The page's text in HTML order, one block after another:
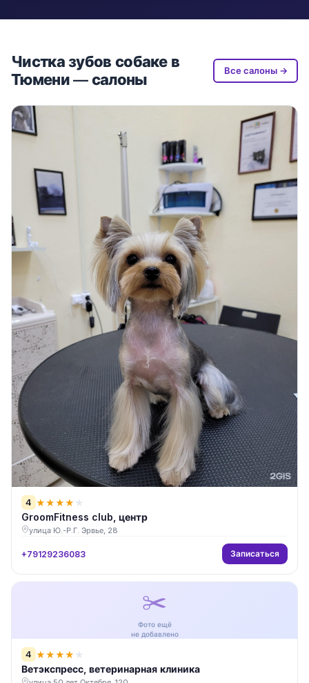
Чистка зубов собаке в
Тюмени — салоны
Все салоны →
4 ★★★★ ★
GroomFitness club, центр
улица Ю.-Р.Г. Эрвье, 28
+79129236083 Записаться
✂️
Фото ещё
не добавлено
4 ★★★★ ★
Ветэкспресс, ветеринарная клиника